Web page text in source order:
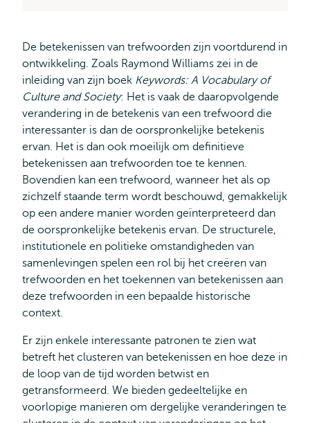
De betekenissen van trefwoorden zijn voortdurend in
ontwikkeling. Zoals Raymond Williams zei in de
inleiding van zijn boek Keywords: A Vocabulary of
Culture and Society: Het is vaak de daaropvolgende
verandering in de betekenis van een trefwoord die
interessanter is dan de oorspronkelijke betekenis
ervan. Het is dan ook moeilijk om definitieve
betekenissen aan trefwoorden toe te kennen.
Bovendien kan een trefwoord, wanneer het als op
zichzelf staande term wordt beschouwd, gemakkelijk
op een andere manier worden geïnterpreteerd dan
de oorspronkelijke betekenis ervan. De structurele,
institutionele en politieke omstandigheden van
samenlevingen spelen een rol bij het creëren van
trefwoorden en het toekennen van betekenissen aan
deze trefwoorden in een bepaalde historische
context.
Er zijn enkele interessante patronen te zien wat
betreft het clusteren van betekenissen en hoe deze in
de loop van de tijd worden betwist en
getransformeerd. We bieden gedeeltelijke en
voorlopige manieren om dergelijke veranderingen te